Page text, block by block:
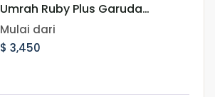
Umrah Ruby Plus Garuda
Landing Madinah 17 Januari
2027
Mulai dari
$ 3,450